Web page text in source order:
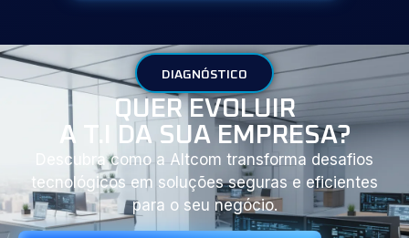
DIAGNÓSTICO
QUER EVOLUIR
A T.I DA SUA EMPRESA?
Descubra como a Altcom transforma desafios
tecnológicos em soluções seguras e eficientes
para o seu negócio.